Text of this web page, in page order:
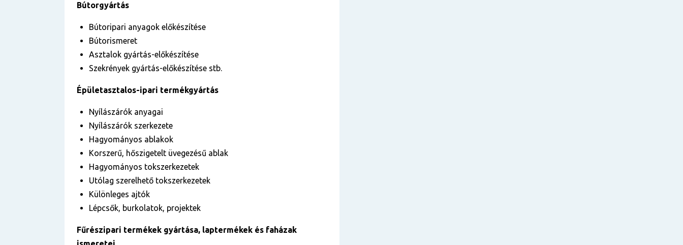
Bútorgyártás
Bútoripari anyagok előkészítése
Bútorismeret
Asztalok gyártás-előkészítése
Szekrények gyártás-előkészítése stb.
Épületasztalos-ipari termékgyártás
Nyílászárók anyagai
Nyílászárók szerkezete
Hagyományos ablakok
Korszerű, hőszigetelt üvegezésű ablak
Hagyományos tokszerkezetek
Utólag szerelhető tokszerkezetek
Különleges ajtók
Lépcsők, burkolatok, projektek
Fűrészipari termékek gyártása, laptermékek és faházak